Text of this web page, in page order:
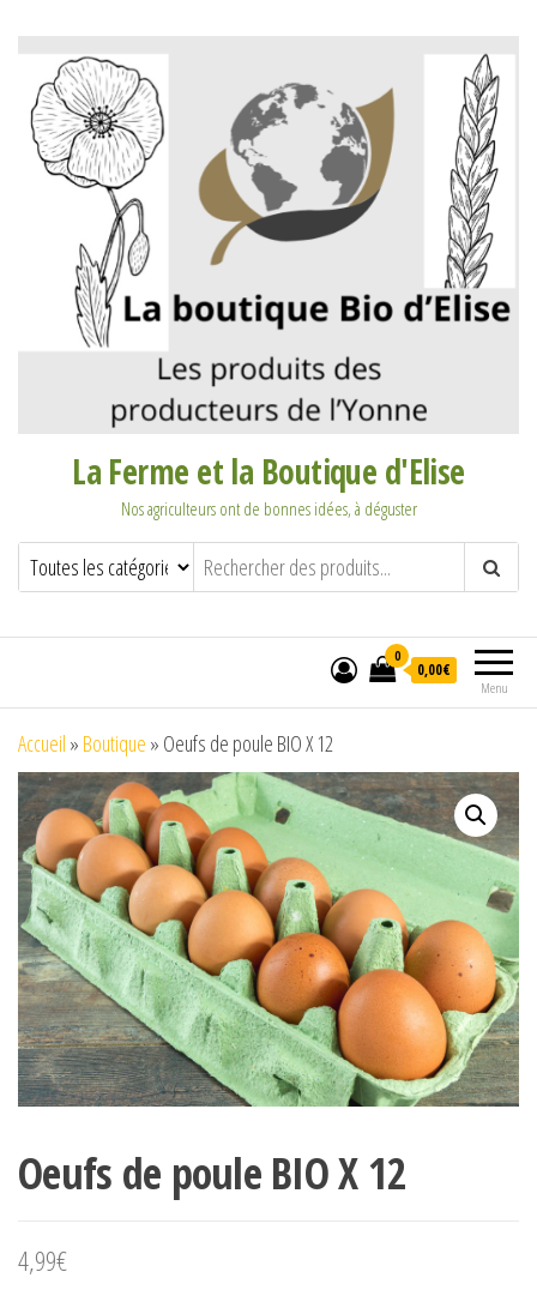
La Ferme et la Boutique d'Elise
Nos agriculteurs ont de bonnes idées, à déguster
Menu
0
0,00€
Accueil » Boutique » Oeufs de poule BIO X 12
Oeufs de poule BIO X 12
4,99€